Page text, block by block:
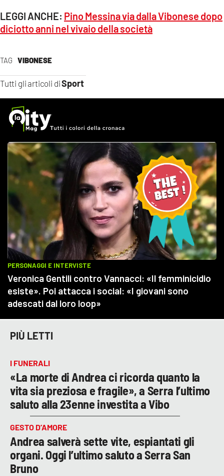
TAG VIBONESE
Tutti gli articoli diSport
LEGGI ANCHE: Pino Messina via dalla Vibonese dopo
diciotto anni nel vivaio della società
PIÙ LETTI
I FUNERALI
«La morte di Andrea ci ricorda quanto la
vita sia preziosa e fragile», a Serra l’ultimo
saluto alla 23enne investita a Vibo
GESTO D’AMORE
Andrea salverà sette vite, espiantati gli
organi. Oggi l’ultimo saluto a Serra San
Bruno